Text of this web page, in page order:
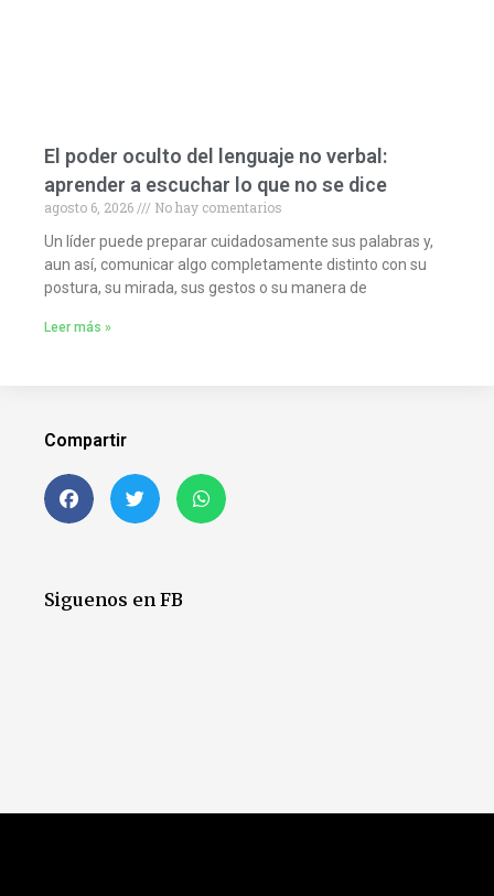
El poder oculto del lenguaje no verbal:
aprender a escuchar lo que no se dice
agosto 6, 2026
No hay comentarios
Un líder puede preparar cuidadosamente sus palabras y,
aun así, comunicar algo completamente distinto con su
postura, su mirada, sus gestos o su manera de
Leer más »
Compartir
Siguenos en FB